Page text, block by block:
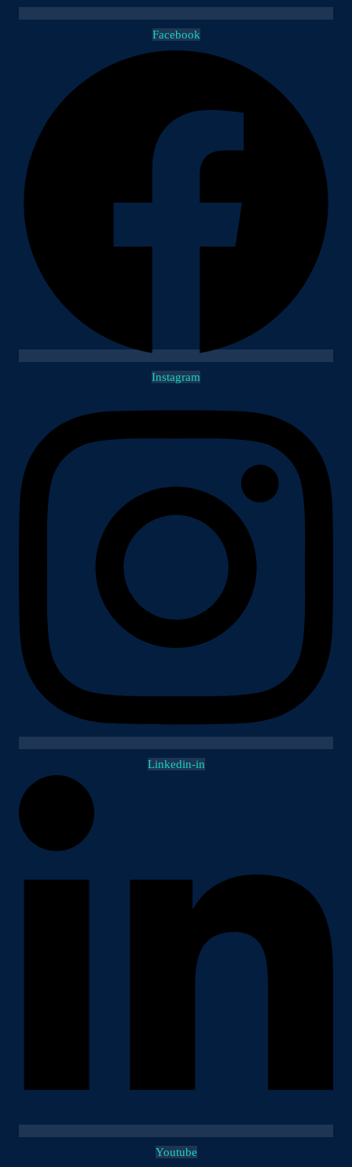
Facebook
Instagram
Linkedin-in
Youtube